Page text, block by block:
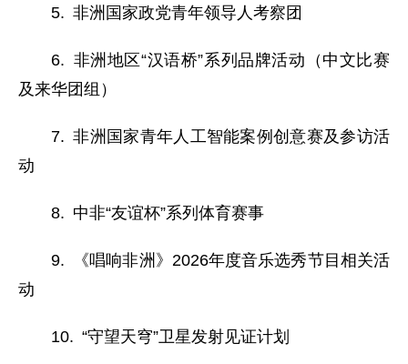
5. 非洲国家政党青年领导人考察团
6. 非洲地区“汉语桥”系列品牌活动（中文比赛
及来华团组）
7. 非洲国家青年人工智能案例创意赛及参访活
动
8. 中非“友谊杯”系列体育赛事
9. 《唱响非洲》2026年度音乐选秀节目相关活
动
10. “守望天穹”卫星发射见证计划